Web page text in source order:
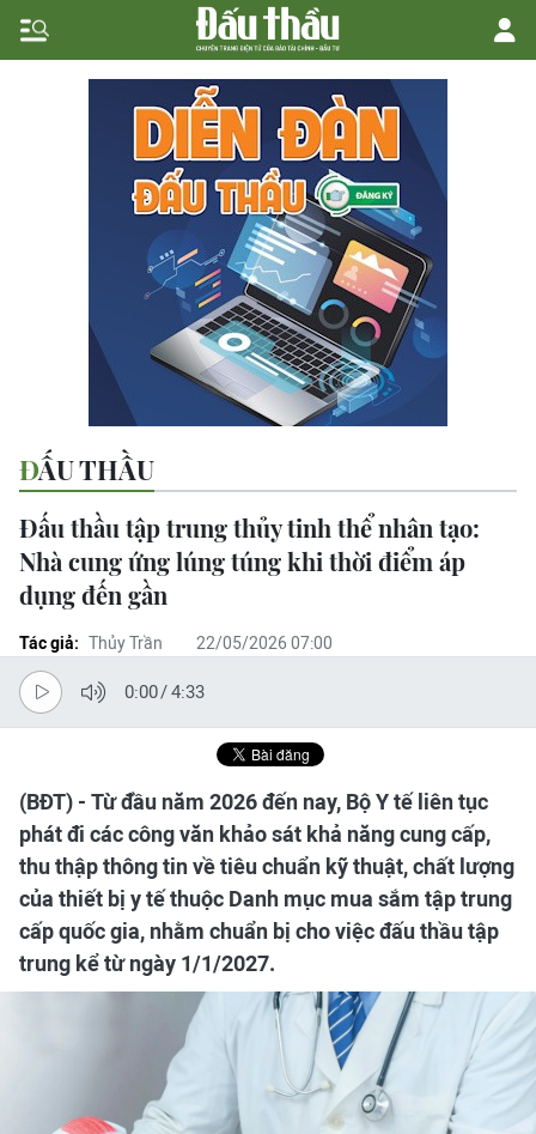
ĐẤU THẦU
Đấu thầu tập trung thủy tinh thể nhân tạo:
Nhà cung ứng lúng túng khi thời điểm áp
dụng đến gần
Tác giả: Thủy Trần 22/05/2026 07:00
0:00/4:33
(BĐT) - Từ đầu năm 2026 đến nay, Bộ Y tế liên tục
phát đi các công văn khảo sát khả năng cung cấp,
thu thập thông tin về tiêu chuẩn kỹ thuật, chất lượng
của thiết bị y tế thuộc Danh mục mua sắm tập trung
cấp quốc gia, nhằm chuẩn bị cho việc đấu thầu tập
trung kể từ ngày 1/1/2027.